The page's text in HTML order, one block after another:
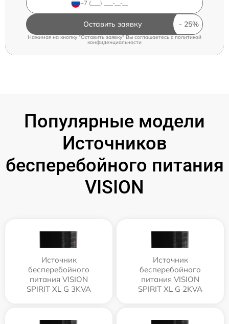
Оставить заявку
Нажимая на кнопку "Оставить заявку" Вы соглашаетесь cполитикой
конфиденциальности
Популярные модели
Источников
бесперебойного питания
VISION
Источник
бесперебойного
питания VISION
SPIRIT XL G 3KVA
Источник
бесперебойного
питания VISION
SPIRIT XL G 2KVA